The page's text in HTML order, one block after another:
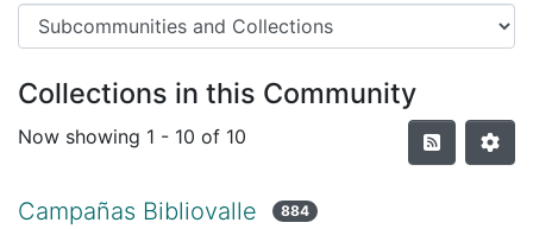
Collections in this Community
Now showing 1 - 10 of 10
Campañas Bibliovalle 884